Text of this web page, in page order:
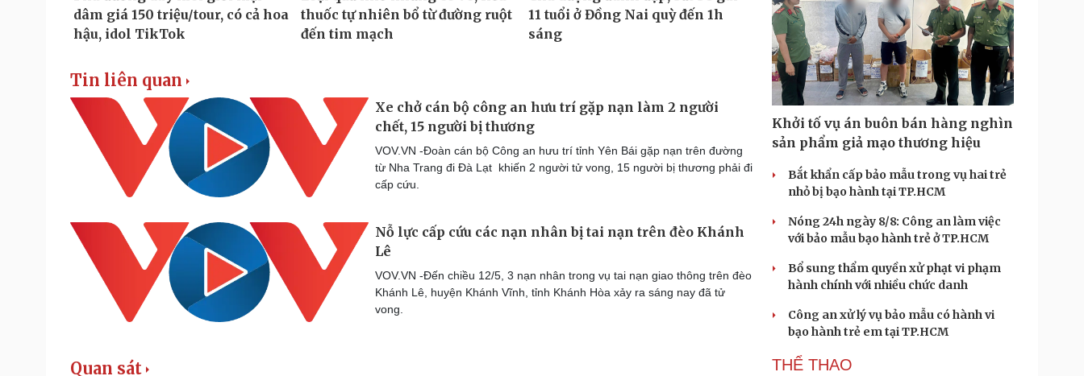
Tin liên quan
Xe chở cán bộ công an hưu trí gặp nạn làm 2 người
chết, 15 người bị thương
VOV.VN -Đoàn cán bộ Công an hưu trí tỉnh Yên Bái gặp nạn trên đường
từ Nha Trang đi Đà Lạt khiến 2 người tử vong, 15 người bị thương phải đi
cấp cứu.
Nỗ lực cấp cứu các nạn nhân bị tai nạn trên đèo Khánh
Lê
VOV.VN -Đến chiều 12/5, 3 nạn nhân trong vụ tai nạn giao thông trên đèo
Khánh Lê, huyện Khánh Vĩnh, tỉnh Khánh Hòa xảy ra sáng nay đã tử
vong.
Quan sát
Khởi tố vụ án buôn bán hàng nghìn
sản phẩm giả mạo thương hiệu
Bắt khẩn cấp bảo mẫu trong vụ hai trẻ
nhỏ bị bạo hành tại TP.HCM
Nóng 24h ngày 8/8: Công an làm việc
với bảo mẫu bạo hành trẻ ở TP.HCM
Bổ sung thẩm quyền xử phạt vi phạm
hành chính với nhiều chức danh
Công an xử lý vụ bảo mẫu có hành vi
bạo hành trẻ em tại TP.HCM
THỂ THAO